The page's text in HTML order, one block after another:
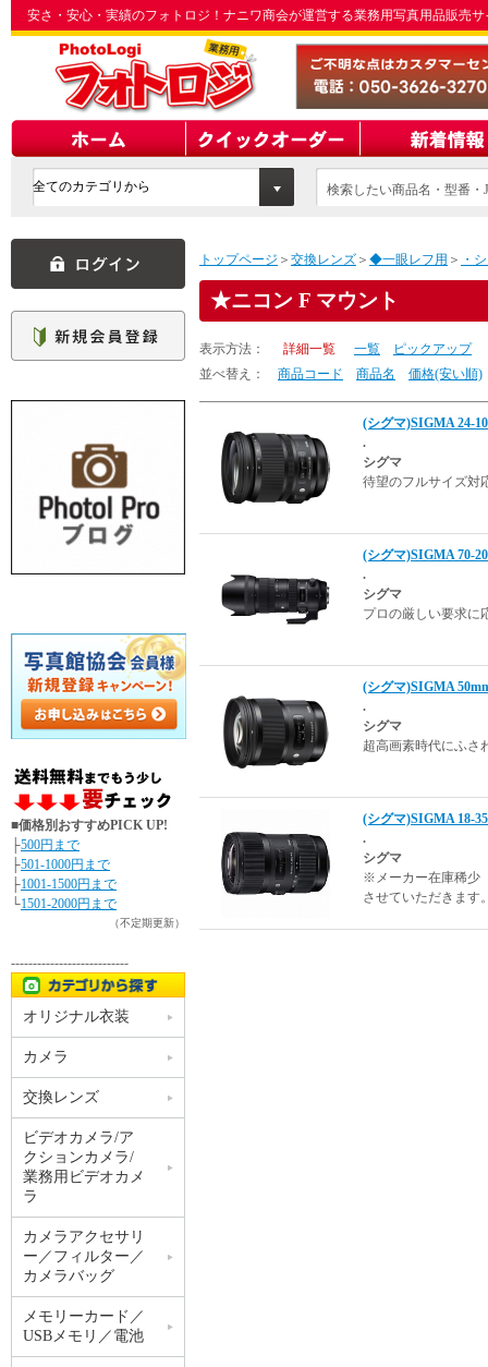
安さ・安心・実績のフォトロジ！ナニワ商会が運営する業務用写真用品販売
検索したい商品名・型番
トップページ ＞ 交換レンズ ＞ ◆一眼レフ用 ＞ ・
ニコン F マウント
表示方法： 詳細一覧 一覧
ピックアップ
並べ替え：
商品コード 商品名 価格(安い順)
(シグマ)SIGMA 24-
.
シグマ
待望のフルサイズ対
(シグマ)SIGMA 70-
.
シグマ
プロの厳しい要求に
(シグマ)SIGMA
.
シグマ
超高画素時代にふさ
(シグマ)SIGMA 18-
.
シグマ
※メーカー在庫稀少
させていただきます
■価格別おすすめPICK UP!
├500円まで
├501-1000円まで
├1001-1500円まで
└1501-2000円まで
（不定期更新）
---------------------------
オリジナル衣装
カメラ
交換レンズ
ビデオカメラ/ア
クションカメラ/
業務用ビデオカメ
ラ
カメラアクセサリ
ー／フィルター／
カメラバッグ
メモリーカード／
USBメモリ／電池